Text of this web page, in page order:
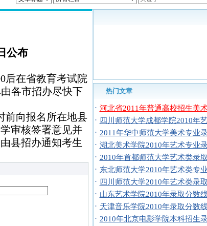
公布
后在省教育考试院
各市招办尽快下
前向报名所在地县
审核签署意见并
县招办通知考生
热门文章
· 河北省2011年普通高校招生美
· 四川师范大学成都学院2010年
· 2011年华中师范大学美术专业
· 湖北美术学院2010年艺术专业
· 2010年首都师范大学艺术类录
· 东北师范大学2010年艺术类专
· 四川师范大学2010年艺术类录
· 山东艺术学院2010年录取分数
· 天津音乐学院2010年录取分数
· 2010年北京电影学院本科招生